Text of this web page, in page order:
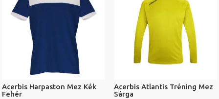
Acerbis Harpaston Mez Kék
Fehér
Acerbis Atlantis Tréning Mez
Sárga